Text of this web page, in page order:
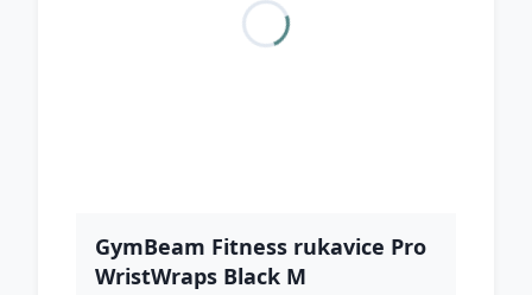
GymBeam Fitness rukavice Pro
WristWraps Black M